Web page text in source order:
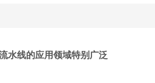
水线的应用领域特别广泛